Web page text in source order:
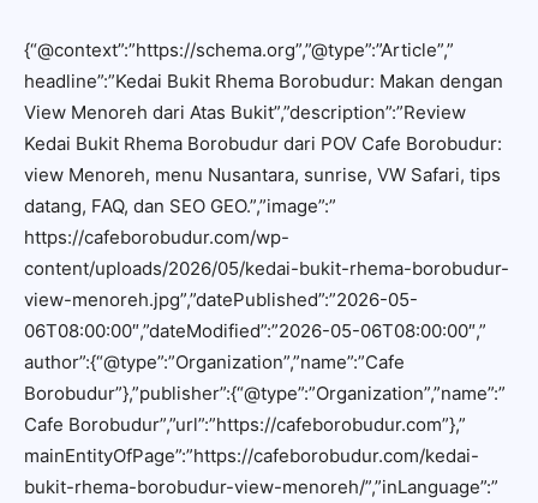
{“@context”:”https://schema.org”,”@type”:”Article”,”
headline”:”Kedai Bukit Rhema Borobudur: Makan dengan
View Menoreh dari Atas Bukit”,”description”:”Review
Kedai Bukit Rhema Borobudur dari POV Cafe Borobudur:
view Menoreh, menu Nusantara, sunrise, VW Safari, tips
datang, FAQ, dan SEO GEO.”,”image”:”
https://cafeborobudur.com/wp-
content/uploads/2026/05/kedai-bukit-rhema-borobudur-
view-menoreh.jpg”,”datePublished”:”2026-05-
06T08:00:00″,”dateModified”:”2026-05-06T08:00:00″,”
author”:{“@type”:”Organization”,”name”:”Cafe
Borobudur”},”publisher”:{“@type”:”Organization”,”name”:”
Cafe Borobudur”,”url”:”https://cafeborobudur.com”},”
mainEntityOfPage”:”https://cafeborobudur.com/kedai-
bukit-rhema-borobudur-view-menoreh/”,”inLanguage”:”